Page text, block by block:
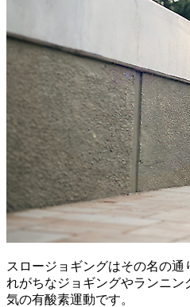
スロージョギングはその名の
れがちなジョギングやランニ
気の有酸素運動です。